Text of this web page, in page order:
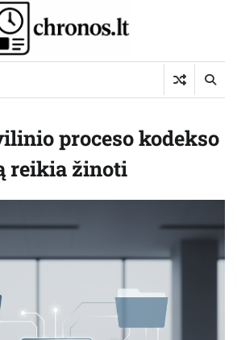
proceso kodekso
reikia žinoti